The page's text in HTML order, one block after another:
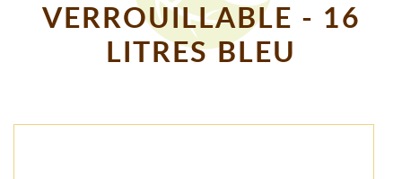
VERROUILLABLE - 16
LITRES BLEU